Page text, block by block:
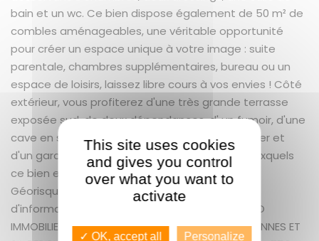
bain et un wc. Ce bien dispose également de 50 m² de
combles aménageables, une véritable opportunité
pour créer un espace unique à votre image : suite
parentale, chambres supplémentaires, bureau ou un
espace de loisirs, laissez libre cours à vos envies ! Côté
extérieur, vous profiterez d'une très grande terrasse
exposée sud, de deux dépendances, d' un fumoir, d'une
cave en sous-sol servant actuellement d' atelier et
d'un garage. Les informations sur les risques auxquels
ce bien est exposé sont disponibles sur le site
Géorisques : www.georisques.gouv.fr Pour plus
d'informations, vous pouvez contacter: GUENNO
IMMOBILIER LE PLUS GRAND CHOIX DE BIENS SUR RENNES ET
This site uses cookies
and gives you control
over what you want to
activate
✓ OK, accept all Personalize